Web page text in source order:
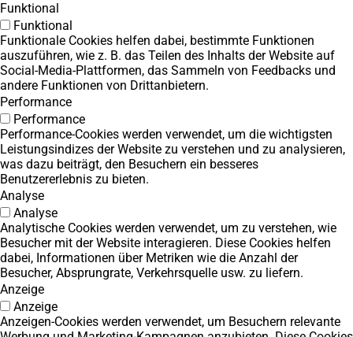
Funktional
Funktional
Funktionale Cookies helfen dabei, bestimmte Funktionen
auszuführen, wie z. B. das Teilen des Inhalts der Website auf
Social-Media-Plattformen, das Sammeln von Feedbacks und
andere Funktionen von Drittanbietern.
Performance
Performance
Performance-Cookies werden verwendet, um die wichtigsten
Leistungsindizes der Website zu verstehen und zu analysieren,
was dazu beiträgt, den Besuchern ein besseres
Benutzererlebnis zu bieten.
Analyse
Analyse
Analytische Cookies werden verwendet, um zu verstehen, wie
Besucher mit der Website interagieren. Diese Cookies helfen
dabei, Informationen über Metriken wie die Anzahl der
Besucher, Absprungrate, Verkehrsquelle usw. zu liefern.
Anzeige
Anzeige
Anzeigen-Cookies werden verwendet, um Besuchern relevante